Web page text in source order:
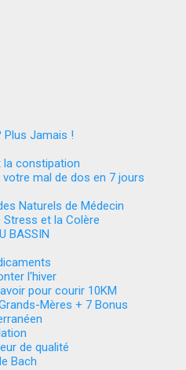
Plus Jamais !
constipation
mal de dos en 7 jours
Naturels de Médecin
Stress et la Colère
BASSIN
l'hiver
pour courir 10KM
Mères + 7 Bonus
de qualité
Bach